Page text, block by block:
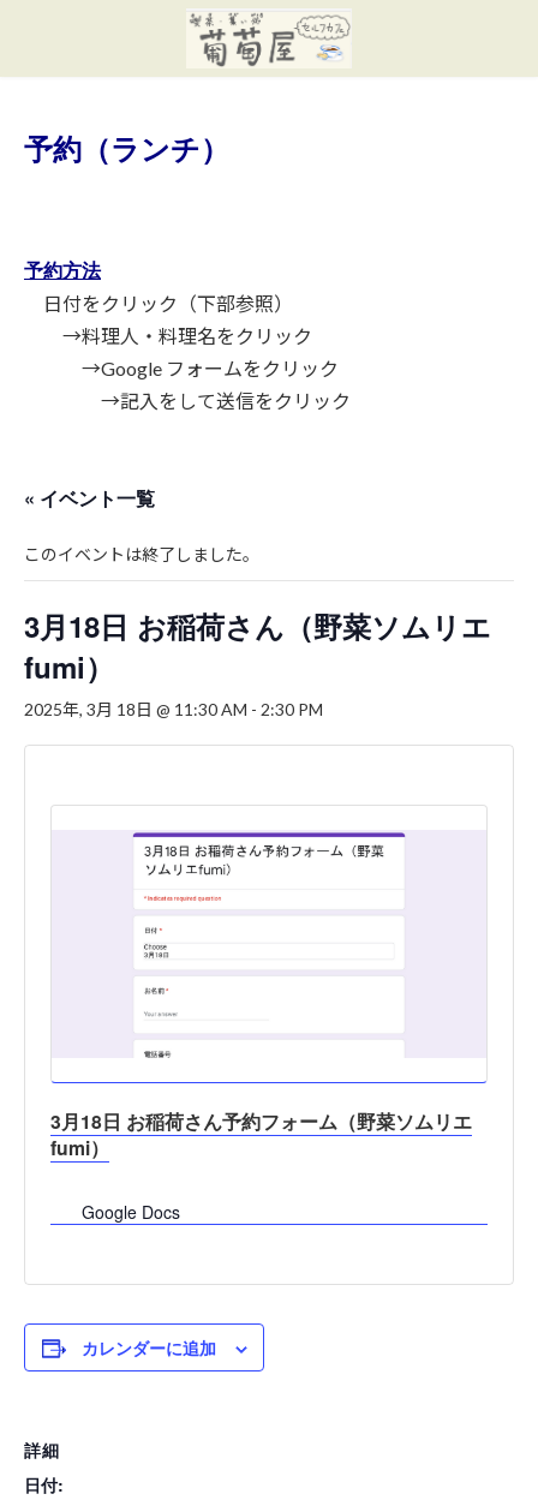
ン
ー
予約（ランチ）
予約方法
日付をクリック（下部参照）
→料理人・料理名をクリック
→Google フォームをクリック
→記入をして送信をクリック
« イベント一覧
このイベントは終了しました。
3月18日 お稲荷さん（野菜ソムリエ
fumi）
2025年, 3月 18日 @ 11:30 AM - 2:30 PM
3月18日 お稲荷さん予約フォーム（野菜ソムリエ
fumi）
Google Docs
カレンダーに追加
詳細
日付: